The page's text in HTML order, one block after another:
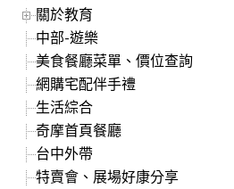
關於教育
中部-遊樂
美食餐廳菜單、價位查詢
網購宅配伴手禮
生活綜合
奇摩首頁餐廳
台中外帶
特賣會、展場好康分享